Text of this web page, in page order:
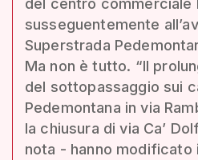
del centro commerciale
susseguentemente
Superstrada
Ma non è tutto. “Il
del sottopassaggio sui
Pedemontana in via
la chiusura di via Ca’
nota - hanno modificato